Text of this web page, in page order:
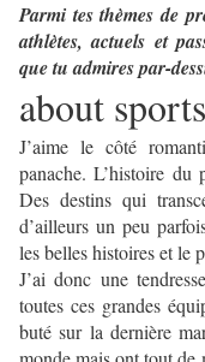
Parmi tes thèmes de
athlètes, actuels et
que tu admires par-
about sports
J’aime le côté
panache. L’histoire du
Des destins qui
d’ailleurs un peu
les belles histoires et le
J’ai donc une
toutes ces grandes
buté sur la dernière